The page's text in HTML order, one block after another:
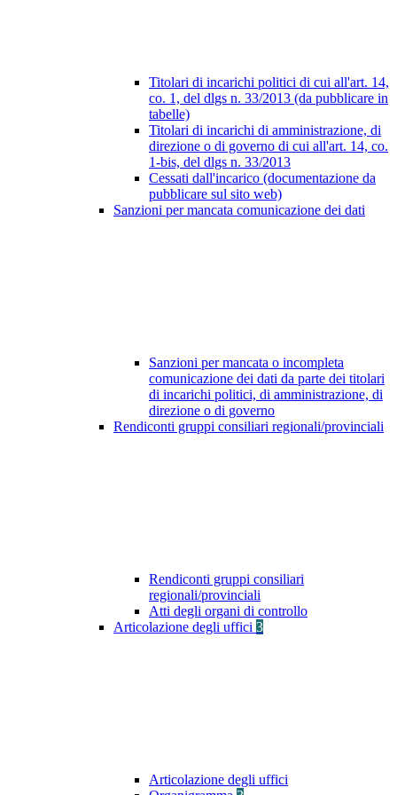
Titolari di incarichi politici di cui all'art. 14,
co. 1, del dlgs n. 33/2013 (da pubblicare in
tabelle)
Titolari di incarichi di amministrazione, di
direzione o di governo di cui all'art. 14, co.
1-bis, del dlgs n. 33/2013
Cessati dall'incarico (documentazione da
pubblicare sul sito web)
Sanzioni per mancata comunicazione dei dati
Sanzioni per mancata o incompleta
comunicazione dei dati da parte dei titolari
di incarichi politici, di amministrazione, di
direzione o di governo
Rendiconti gruppi consiliari regionali/provinciali
Rendiconti gruppi consiliari
regionali/provinciali
Atti degli organi di controllo
Articolazione degli uffici 3
Articolazione degli uffici